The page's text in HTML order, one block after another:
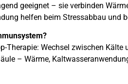
geeignet – sie verbinden
helfen beim Stressabbau und
Therapie: Wechsel zwischen
– Wärme,